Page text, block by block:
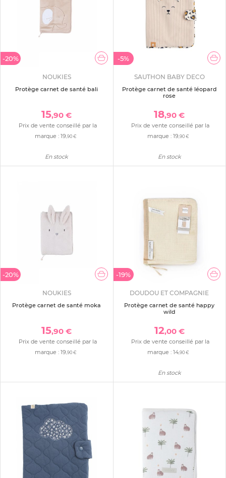
-20%
NOUKIES
Protège carnet de santé bali
15,90 €
Prix de vente conseillé par la
marque : 19,90 €
En stock
-5%
SAUTHON BABY DECO
Protège carnet de santé léopard
rose
18,90 €
Prix de vente conseillé par la
marque :19,90 €
En stock
-20%
NOUKIES
Protège carnet de santé moka
15,90 €
Prix de vente conseillé par la
marque : 19,90 €
-19%
DOUDOU ET COMPAGNIE
Protège carnet de santé happy
wild
12,00 €
Prix de vente conseillé par la
marque :14,90 €
En stock